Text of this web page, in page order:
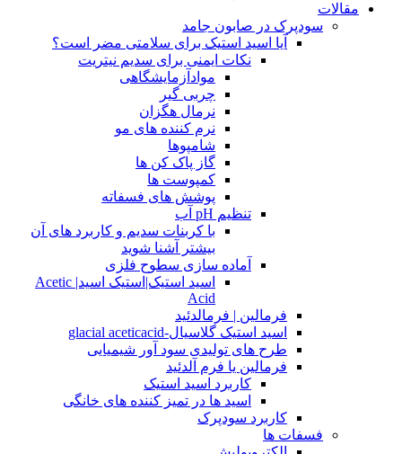
مقالات
سودپرک در صابون جامد
آیا اسید استیک برای سلامتی مضر است؟
نکات ایمنی برای سدیم نیتریت
موادآزمایشگاهی
چربی گیر
نرمال هگزان
نرم کننده های مو
شامپوها
گاز پاک کن ها
کمپوست ها
پوشش های فسفاته
تنظیم pH آب
با کربنات سدیم و کاربرد های آن
بیشتر آشنا شوید
آماده سازی سطوح فلزی
اسید استیک|استیک اسید| Acetic
Acid
فرمالین | فرمالدئید
اسید استیک گلاسیال-glacial aceticacid
طرح های تولیدی سود آور شیمیایی
فرمالین یا فرم آلدئید
کاربرد اسید استیک
اسید ها در تمیز کننده های خانگی
کاربرد سودپرک
فسفات ها